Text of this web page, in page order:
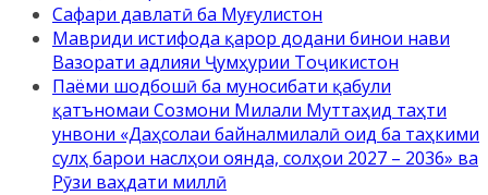
Сафари давлатӣ ба Муғулистон
Мавриди истифода қарор додани бинои нави
Вазорати адлияи Ҷумҳурии Тоҷикистон
Паёми шодбошӣ ба муносибати қабули
қатъномаи Созмони Милали Муттаҳид таҳти
унвони «Даҳсолаи байналмилалӣ оид ба таҳкими
сулҳ барои наслҳои оянда, солҳои 2027 – 2036» ва
Рӯзи ваҳдати миллӣ